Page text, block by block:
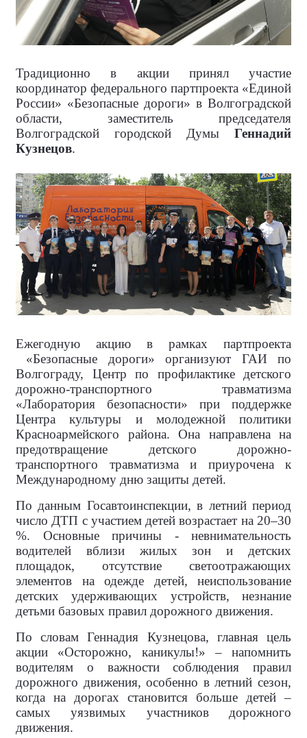
Традиционно в акции принял участие
координатор федерального партпроекта «Единой
России» «Безопасные дороги» в Волгоградской
области, заместитель председателя
Волгоградской городской Думы Геннадий
Кузнецов.
Ежегодную акцию в рамках партпроекта
«Безопасные дороги» организуют ГАИ по
Волгограду, Центр по профилактике детского
дорожно-транспортного травматизма
«Лаборатория безопасности» при поддержке
Центра культуры и молодежной политики
Красноармейского района. Она направлена на
предотвращение детского дорожно-
транспортного травматизма и приурочена к
Международному дню защиты детей.
По данным Госавтоинспекции, в летний период
число ДТП с участием детей возрастает на 20–30
%. Основные причины - невнимательность
водителей вблизи жилых зон и детских
площадок, отсутствие светоотражающих
элементов на одежде детей, неиспользование
детских удерживающих устройств, незнание
детьми базовых правил дорожного движения.
По словам Геннадия Кузнецова, главная цель
акции «Осторожно, каникулы!» – напомнить
водителям о важности соблюдения правил
дорожного движения, особенно в летний сезон,
когда на дорогах становится больше детей –
самых уязвимых участников дорожного
движения.